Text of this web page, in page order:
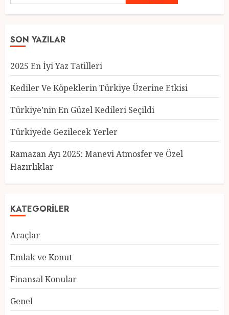
SON YAZILAR
2025 En İyi Yaz Tatilleri
Kediler Ve Köpeklerin Türkiye Üzerine Etkisi
Türkiye’nin En Güzel Kedileri Seçildi
Türkiyede Gezilecek Yerler
Ramazan Ayı 2025: Manevi Atmosfer ve Özel
Hazırlıklar
KATEGORILER
Araçlar
Emlak ve Konut
Finansal Konular
Genel
Türkiye’nin En Güzel Kedileri
Seçildi
4
Atmosfer ve Özel Hazırlıklar